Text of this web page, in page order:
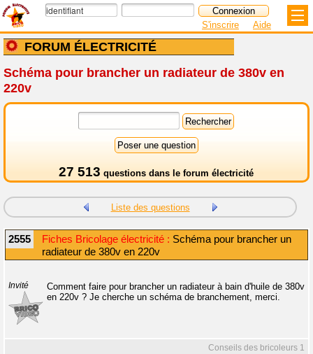
FORUM ÉLECTRICITÉ
S'inscrire Aide
Schéma pour brancher un radiateur de 380v en
220v
27 513 questions dans le forum électricité
Liste des questions
2555 Fiches Bricolage électricité : Schéma pour brancher un
radiateur de 380v en 220v
Invité
Comment faire pour brancher un radiateur à bain d'huile de 380v
en 220v ? Je cherche un schéma de branchement, merci.
Conseils des bricoleurs 1